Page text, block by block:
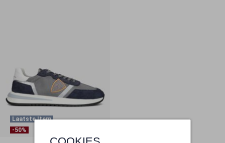
Laatste Item
-50%